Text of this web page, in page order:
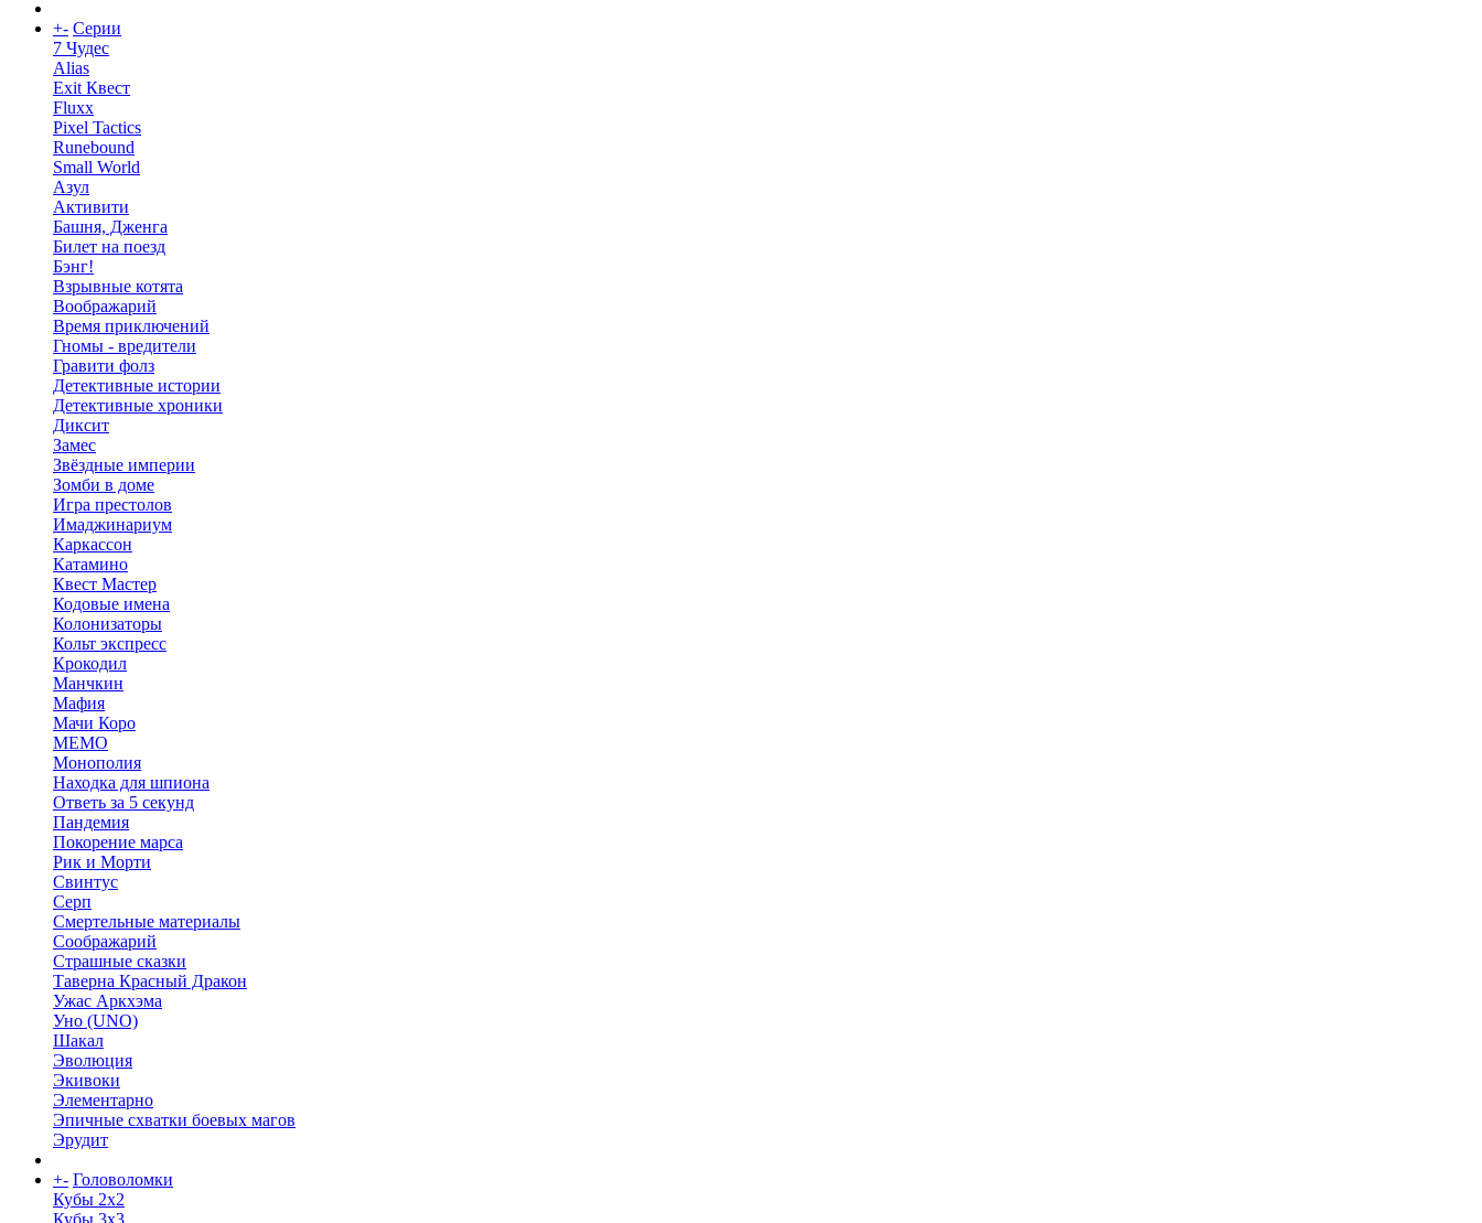
+- Серии
7 Чудес
Alias
Exit Квест
Fluxx
Pixel Tactics
Runebound
Small World
Азул
Активити
Башня, Дженга
Билет на поезд
Бэнг!
Взрывные котята
Воображарий
Время приключений
Гномы - вредители
Гравити фолз
Детективные истории
Детективные хроники
Диксит
Замес
Звёздные империи
Зомби в доме
Игра престолов
Имаджинариум
Каркассон
Катамино
Квест Мастер
Кодовые имена
Колонизаторы
Кольт экспресс
Крокодил
Манчкин
Мафия
Мачи Коро
МЕМО
Монополия
Находка для шпиона
Ответь за 5 секунд
Пандемия
Покорение марса
Рик и Морти
Свинтус
Серп
Смертельные материалы
Соображарий
Страшные сказки
Таверна Красный Дракон
Ужас Аркхэма
Уно (UNO)
Шакал
Эволюция
Экивоки
Элементарно
Эпичные схватки боевых магов
Эрудит
+- Головоломки
Кубы 2х2